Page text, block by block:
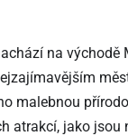
na východě
malebnou
atrakcí, jako jsou